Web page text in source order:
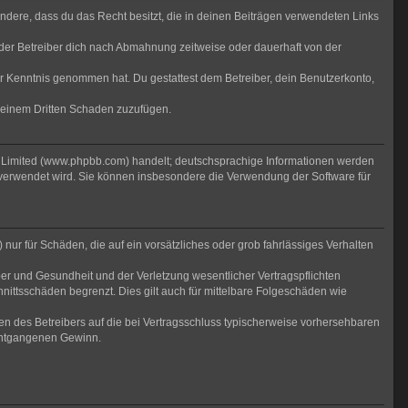
dass du das Recht besitzt, die in deinen Beiträgen verwendeten Links
Betreiber dich nach Abmahnung zeitweise oder dauerhaft von der
genommen hat. Du gestattest dem Betreiber, dein Benutzerkonto,
Dritten Schaden zuzufügen.
(www.phpbb.com) handelt; deutschsprachige Informationen werden
wird. Sie können insbesondere die Verwendung der Software für
für Schäden, die auf ein vorsätzliches oder grob fahrlässiges Verhalten
und Gesundheit und der Verletzung wesentlicher Vertragspflichten
begrenzt. Dies gilt auch für mittelbare Folgeschäden wie
des Betreibers auf die bei Vertragsschluss typischerweise vorhersehbaren
Gewinn.